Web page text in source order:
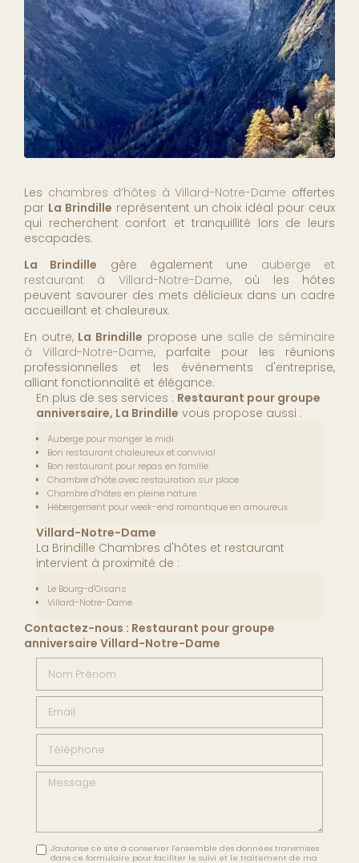
Les chambres d’hôtes à Villard-Notre-Dame offertes
par La Brindille représentent un choix idéal pour ceux
qui recherchent confort et tranquillité lors de leurs
escapades.
La Brindille gère également une auberge et
restaurant à Villard-Notre-Dame, où les hôtes
peuvent savourer des mets délicieux dans un cadre
accueillant et chaleureux.
En outre, La Brindille propose une salle de séminaire
à Villard-Notre-Dame, parfaite pour les réunions
professionnelles et les événements d'entreprise,
alliant fonctionnalité et élégance.
En plus de ses services : Restaurant pour groupe
anniversaire, La Brindille vous propose aussi :
Auberge pour manger le midi
Bon restaurant chaleureux et convivial
Bon restaurant pour repas en famille
Chambre d'hôte avec restauration sur place
Chambre d'hôtes en pleine nature
Hébergement pour week-end romantique en amoureux
Villard-Notre-Dame
La Brindille Chambres d'hôtes et restaurant
intervient à proximité de :
Le Bourg-d'Oisans
Villard-Notre-Dame
Contactez-nous : Restaurant pour groupe
anniversaire Villard-Notre-Dame
Email
Téléphone
Message
J'autorise ce site à conserver l'ensemble des données transmises
dans ce formulaire pour faciliter le suivi et le traitement de ma